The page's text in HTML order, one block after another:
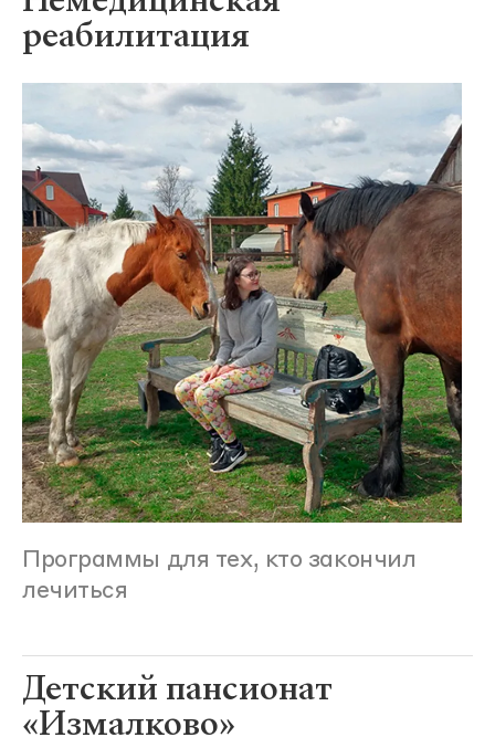
реабилитация
Программы для тех, кто закончил
лечиться
Детский пансионат
«Измалково»